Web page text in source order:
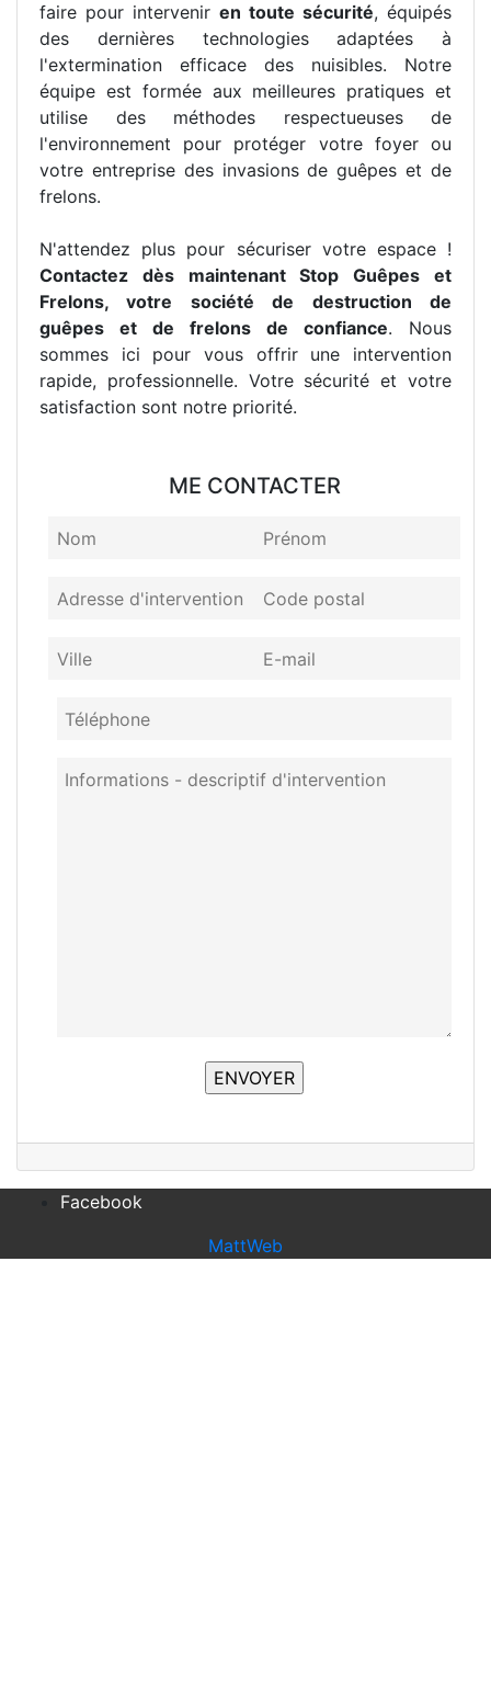
faire pour intervenir en toute sécurité, équipés
des dernières technologies adaptées à
l'extermination efficace des nuisibles. Notre
équipe est formée aux meilleures pratiques et
utilise des méthodes respectueuses de
l'environnement pour protéger votre foyer ou
votre entreprise des invasions de guêpes et de
frelons.
N'attendez plus pour sécuriser votre espace !
Contactez dès maintenant Stop Guêpes et
Frelons, votre société de destruction de
guêpes et de frelons de confiance. Nous
sommes ici pour vous offrir une intervention
rapide, professionnelle. Votre sécurité et votre
satisfaction sont notre priorité.
ME CONTACTER
Facebook
MattWeb